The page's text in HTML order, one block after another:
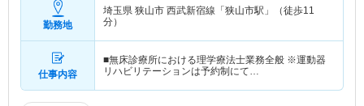
勤務地
埼玉県 狭山市 西武新宿線「狭山市駅」（徒歩11
分）
仕事内容
■無床診療所における理学療法士業務全般 ※運動器
リハビリテーションは予約制にて…